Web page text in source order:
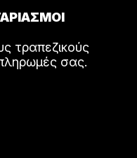
τραπεζικούς
σας.